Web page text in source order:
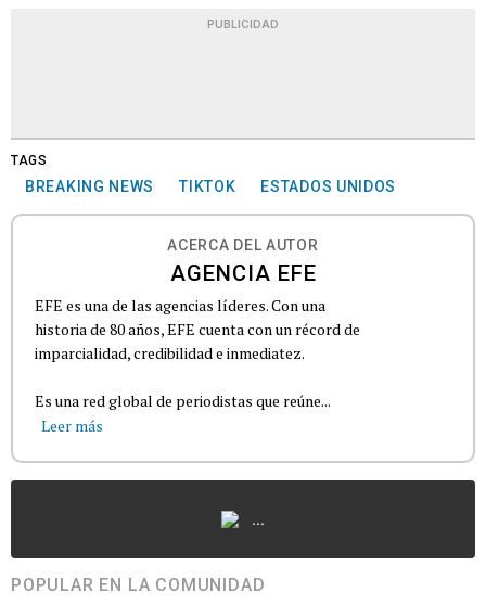
PUBLICIDAD
TAGS
BREAKING NEWS TIKTOK ESTADOS UNIDOS
ACERCA DEL AUTOR
AGENCIA EFE
EFE es una de las agencias líderes. Con una
historia de 80 años, EFE cuenta con un récord de
imparcialidad, credibilidad e inmediatez.
Es una red global de periodistas que reúne...
Leer más
...
POPULAR EN LA COMUNIDAD